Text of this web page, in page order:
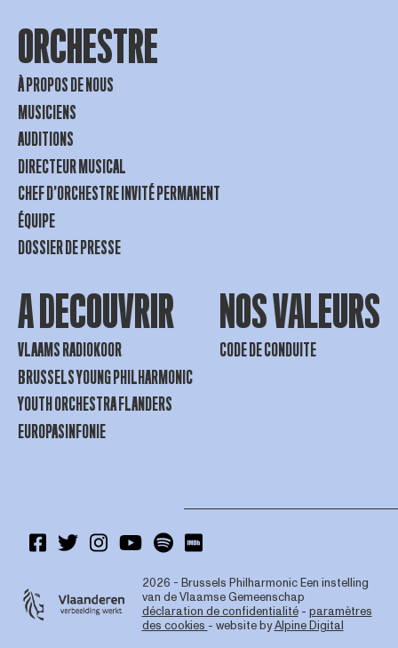
ORCHESTRE
À PROPOS DE NOUS
MUSICIENS
AUDITIONS
DIRECTEUR MUSICAL
CHEF D’ORCHESTRE INVITÉ PERMANENT
ÉQUIPE
DOSSIER DE PRESSE
A DECOUVRIR
VLAAMS RADIOKOOR
BRUSSELS YOUNG PHILHARMONIC
YOUTH ORCHESTRA FLANDERS
EUROPASINFONIE
NOS VALEURS
CODE DE CONDUITE
2026 - Brussels PhilharmonicEen instelling
van de Vlaamse Gemeenschap
déclaration de confidentialité- paramètres
des cookies - website byAlpine Digital